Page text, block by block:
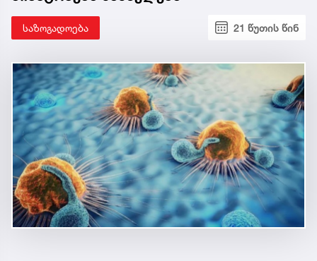
საზოგადოება 21 წუთის წინ